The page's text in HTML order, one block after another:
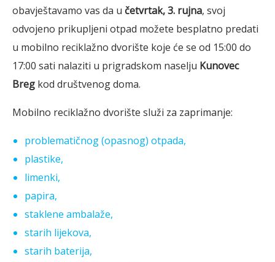
obavještavamo vas da u četvrtak, 3. rujna, svoj
odvojeno prikupljeni otpad možete besplatno predati
u mobilno reciklažno dvorište koje će se od 15:00 do
17:00 sati nalaziti u prigradskom naselju Kunovec
Breg kod društvenog doma.
Mobilno reciklažno dvorište služi za zaprimanje:
problematičnog (opasnog) otpada,
plastike,
limenki,
papira,
staklene ambalaže,
starih lijekova,
starih baterija,